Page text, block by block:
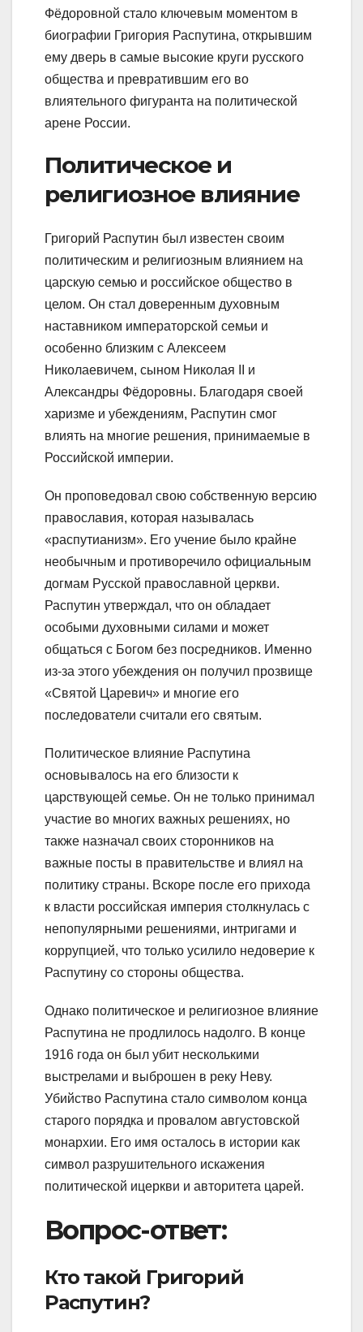
Фёдоровной стало ключевым моментом в
биографии Григория Распутина, открывшим
ему дверь в самые высокие круги русского
общества и превратившим его во
влиятельного фигуранта на политической
арене России.
Политическое и
религиозное влияние
Григорий Распутин был известен своим
политическим и религиозным влиянием на
царскую семью и российское общество в
целом. Он стал доверенным духовным
наставником императорской семьи и
особенно близким с Алексеем
Николаевичем, сыном Николая II и
Александры Фёдоровны. Благодаря своей
харизме и убеждениям, Распутин смог
влиять на многие решения, принимаемые в
Российской империи.
Он проповедовал свою собственную версию
православия, которая называлась
«распутианизм». Его учение было крайне
необычным и противоречило официальным
догмам Русской православной церкви.
Распутин утверждал, что он обладает
особыми духовными силами и может
общаться с Богом без посредников. Именно
из-за этого убеждения он получил прозвище
«Святой Царевич» и многие его
последователи считали его святым.
Политическое влияние Распутина
основывалось на его близости к
царствующей семье. Он не только принимал
участие во многих важных решениях, но
также назначал своих сторонников на
важные посты в правительстве и влиял на
политику страны. Вскоре после его прихода
к власти российская империя столкнулась с
непопулярными решениями, интригами и
коррупцией, что только усилило недоверие к
Распутину со стороны общества.
Однако политическое и религиозное влияние
Распутина не продлилось надолго. В конце
1916 года он был убит несколькими
выстрелами и выброшен в реку Неву.
Убийство Распутина стало символом конца
старого порядка и провалом августовской
монархии. Его имя осталось в истории как
символ разрушительного искажения
политической ицеркви и авторитета царей.
Вопрос-ответ:
Кто такой Григорий
Распутин?